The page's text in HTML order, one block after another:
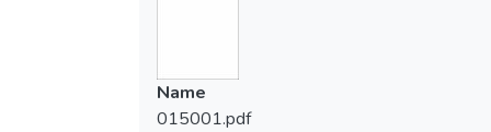
Name
015001.pdf